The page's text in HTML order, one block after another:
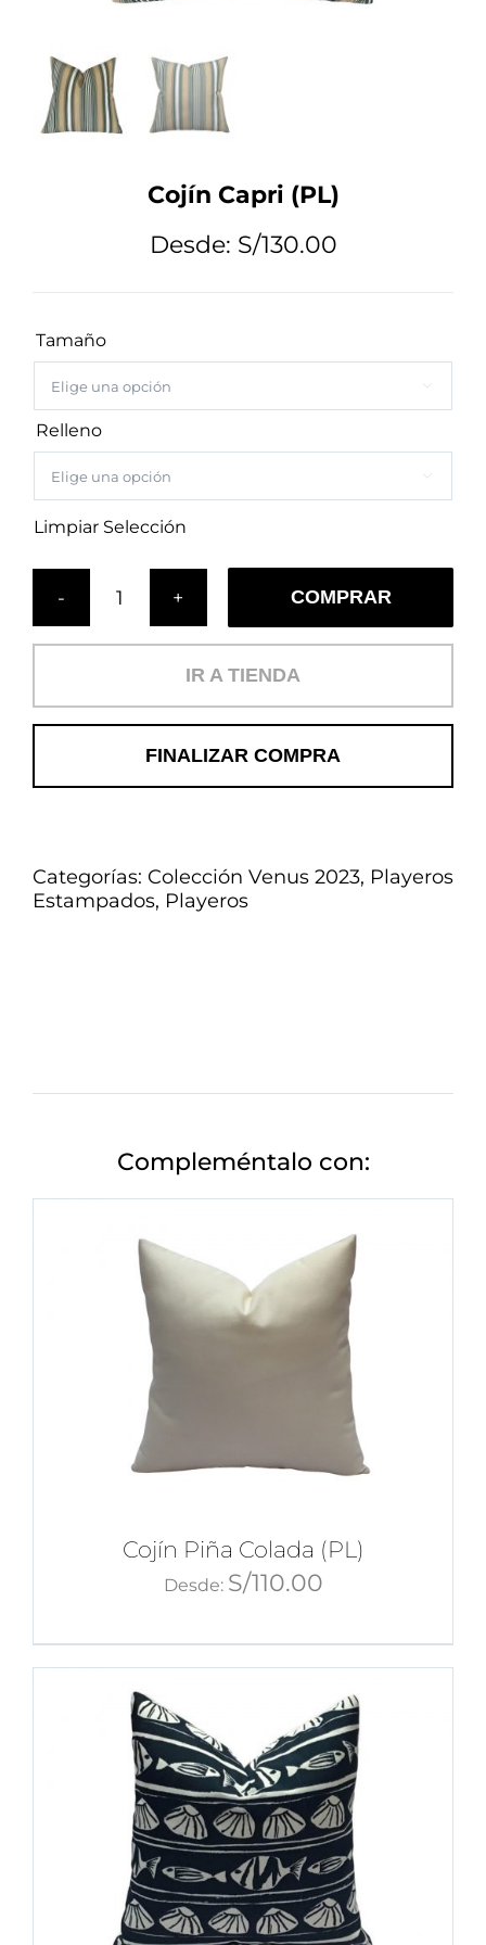
Tips de Diseño
Mi Cuenta
Carrito
Cojín Capri (PL)
Desde: S/130.00
Tamaño

Relleno

Limpiar Selección
Cojín
COMPRAR
IR A TIENDA
FINALIZAR COMPRA
Categorías: Colección Venus 2023, Playeros
Estampados, Playeros
Compleméntalo con:
Cojín Piña Colada (PL)
Desde: S/110.00